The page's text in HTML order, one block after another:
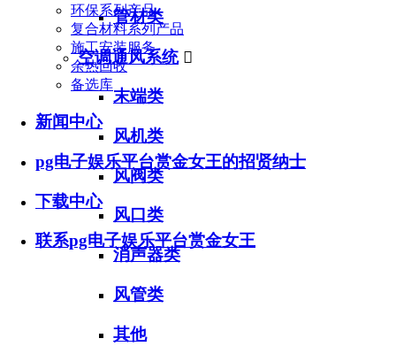
环保系列产品
复合材料系列产品
施工安装服务
余热回收
备选库
新闻中心
pg电子娱乐平台赏金女王的招贤纳士
下载中心
联系pg电子娱乐平台赏金女王
管材类
空调通风系统 
末端类
风机类
风阀类
风口类
消声器类
风管类
其他